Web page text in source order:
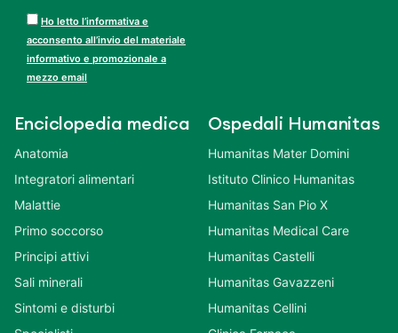
Ho letto l’informativa e
acconsento all’invio del materiale
informativo e promozionale a
mezzo email
Enciclopedia medica
Anatomia
Integratori alimentari
Malattie
Primo soccorso
Principi attivi
Sali minerali
Sintomi e disturbi
Ospedali Humanitas
Humanitas Mater Domini
Istituto Clinico Humanitas
Humanitas San Pio X
Humanitas Medical Care
Humanitas Castelli
Humanitas Gavazzeni
Humanitas Cellini